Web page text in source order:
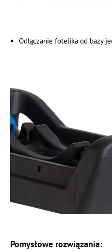
Odłączanie fotelika od bazy
Pomysłowe rozwiązania: